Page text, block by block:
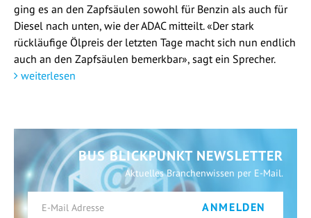
ging es an den Zapfsäulen sowohl für Benzin als auch für
Diesel nach unten, wie der ADAC mitteilt. «Der stark
rückläufige Ölpreis der letzten Tage macht sich nun endlich
auch an den Zapfsäulen bemerkbar», sagt ein Sprecher.
weiterlesen
BUS BLICKPUNKT NEWSLETTER
Aktuelles Branchenwissen per E-Mail.
ANMELDEN